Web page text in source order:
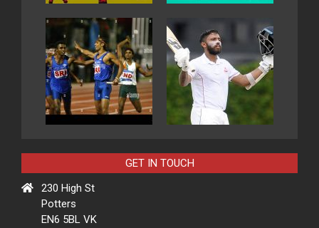
GET IN TOUCH
230 High St
Potters
EN6 5BL VK